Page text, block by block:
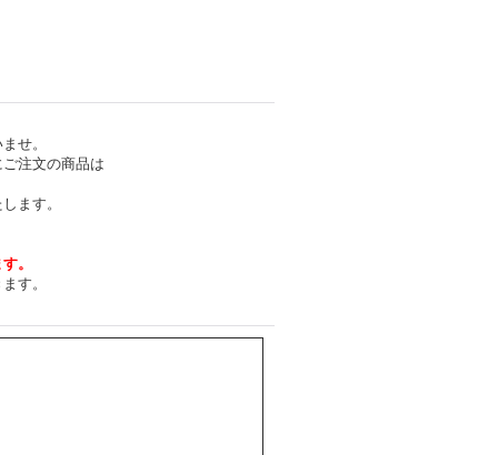
せ。
注文の商品は
ます。
。
す。